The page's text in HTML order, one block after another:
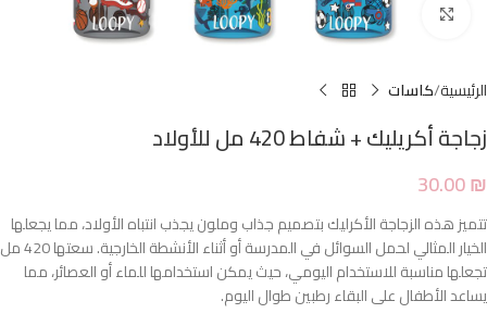
Click to enlarge
الرئيسية كاسات
زجاجة أكريليك + شفاط 420 مل للأولاد
30.00₪
تتميز هذه الزجاجة الأكرليك بتصميم جذاب وملون يجذب انتباه الأولاد، مما يجعلها
الخيار المثالي لحمل السوائل في المدرسة أو أثناء الأنشطة الخارجية. سعتها 420 مل
تجعلها مناسبة للاستخدام اليومي، حيث يمكن استخدامها للماء أو العصائر، مما
يساعد الأطفال على البقاء رطبين طوال اليوم.